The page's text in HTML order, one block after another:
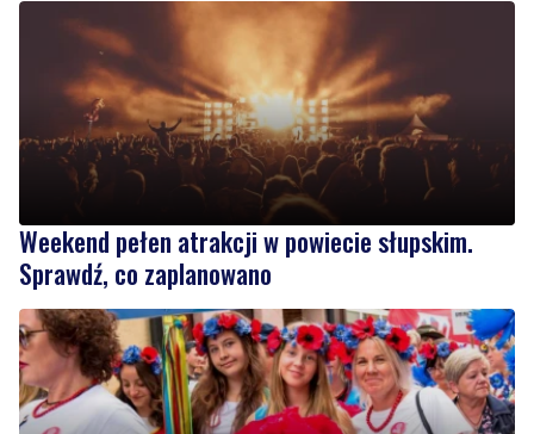
Weekend pełen atrakcji w powiecie słupskim.
Sprawdź, co zaplanowano